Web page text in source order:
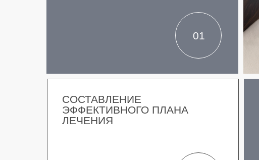
01
СОСТАВЛЕНИЕ
ЭФФЕКТИВНОГО ПЛАНА
ЛЕЧЕНИЯ